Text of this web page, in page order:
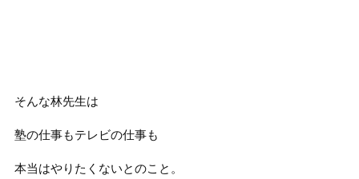
そんな林先生は
塾の仕事もテレビの仕事も
本当はやりたくないとのこと。